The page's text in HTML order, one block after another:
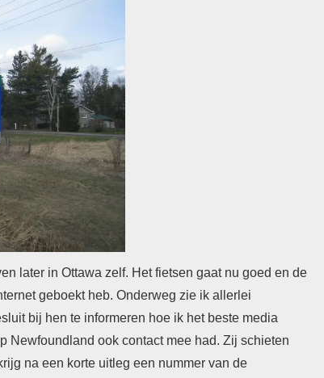
later in Ottawa zelf. Het fietsen gaat nu goed en de
geboekt heb. Onderweg zie ik allerlei
bij hen te informeren hoe ik het beste media
Newfoundland ook contact mee had. Zij schieten
na een korte uitleg een nummer van de